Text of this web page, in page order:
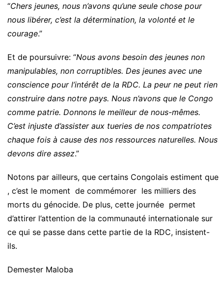
“Chers jeunes, nous n’avons qu’une seule chose pour
nous libérer, c’est la détermination, la volonté et le
courage.”
Et de poursuivre: “Nous avons besoin des jeunes non
manipulables, non corruptibles. Des jeunes avec une
conscience pour l’intérêt de la RDC. La peur ne peut rien
construire dans notre pays. Nous n’avons que le Congo
comme patrie. Donnons le meilleur de nous-mêmes.
C’est injuste d’assister aux tueries de nos compatriotes
chaque fois à cause des nos ressources naturelles. Nous
devons dire assez.”
Notons par ailleurs, que certains Congolais estiment que
, c’est le moment de commémorer les milliers des
morts du génocide. De plus, cette journée permet
d’attirer l’attention de la communauté internationale sur
ce qui se passe dans cette partie de la RDC, insistent-
ils.
Demester Maloba